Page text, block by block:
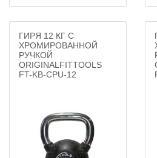
ГИРЯ 12 КГ С
ХРОМИРОВАННОЙ
РУЧКОЙ
ORIGINALFITTOOLS
FT-KB-CPU-12